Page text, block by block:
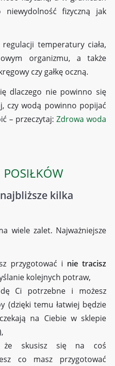
niewydolność fizyczną jak
temperatury ciała,
organizmu, a także
czy gałkę oczną.
dlaczego nie powinno się
czy wodą powinno popijać
– przeczytaj: Zdrowa woda
kilka
wiele zalet. Najważniejsze
przygotować i nie tracisz
kolejnych potraw,
Ci potrzebne i możesz
(dzięki temu łatwiej będzie
na Ciebie w sklepie
że skusisz się na coś
co masz przygotować